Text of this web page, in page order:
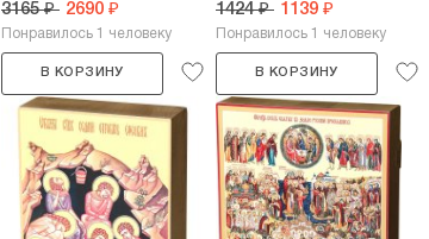
3165 ₽ 2690 ₽
Понравилось 1 человеку
В КОРЗИНУ
1424 ₽ 1139 ₽
Понравилось 1 человеку
В КОРЗИНУ